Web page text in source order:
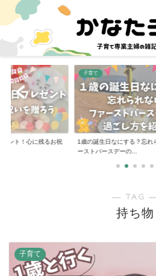
ント！心に残るお祝
子育て
1歳の誕生日なにする？忘れ
ーストバースデーの...
― TAG
持ち物
子育て